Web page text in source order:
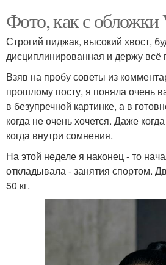
Фото, как с обложки
Строгий пиджак, высокий хвост,
дисциплинированная и держу всё
Взяв на пробу советы из
прошлому посту, я поняла очень
в безупречной картинке, а в
когда не очень хочется. Даже
когда внутри сомнения.
На этой неделе я наконец - то
откладывала - занятия спортом.
50 кг.